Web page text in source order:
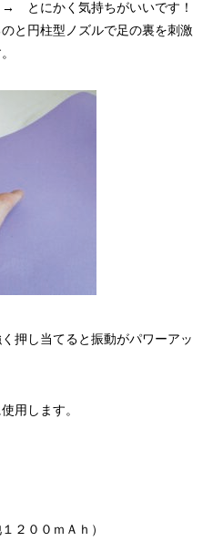
にかく気持ちがいいです！
と円柱型ノズルで足の裏を刺激
押し当てると振動がパワーアッ
用します。
２００ｍＡｈ）